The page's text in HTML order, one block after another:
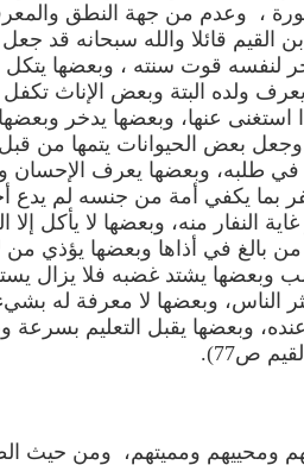
، وعدم من جهة النطق
القيم قائلا والله سبحانه قد
لنفسه قوت سنته ، وبعضها
ولده البتة وبعض الإناث تكفل
استغنى عنها، وبعضها يدخر
بعض الحيوانات يتمها من قبل
في طلبه، وبعضها يعرف الإحسان
بما يكفي أمة من جنسه لم يدع
النفار منه، وبعضها لا يأكل إلا
من بالغ في أذاها وبعضها يؤذي من
وبعضها يشتد غضبه فلا يزال
الناس، وبعضها لا معرفة له
، وبعضها يقبل التعليم بسرعة
ص77).
ومحييهم ومميتهم،
ومن حيث